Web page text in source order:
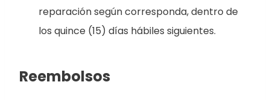
reparación según corresponda, dentro de
los quince (15) días hábiles siguientes.
Reembolsos